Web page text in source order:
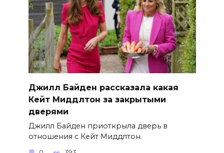
Джилл Байден рассказала какая
Кейт Миддлтон за закрытыми
дверями
Джилл Байден приоткрыла дверь в
отношения с Кейт Миддлтон.